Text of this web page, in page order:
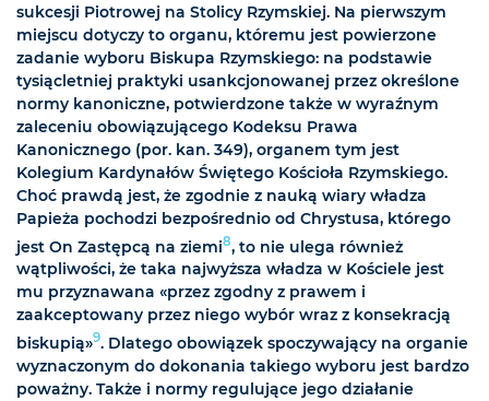
sukcesji Piotrowej na Stolicy Rzymskiej. Na pierwszym
miejscu dotyczy to organu, któremu jest powierzone
zadanie wyboru Biskupa Rzymskiego: na podstawie
tysiącletniej praktyki usankcjonowanej przez określone
normy kanoniczne, potwierdzone także w wyraźnym
zaleceniu obowiązującego Kodeksu Prawa
Kanonicznego (por. kan. 349), organem tym jest
Kolegium Kardynałów Świętego Kościoła Rzymskiego.
Choć prawdą jest, że zgodnie z nauką wiary władza
Papieża pochodzi bezpośrednio od Chrystusa, którego
jest On Zastępcą na ziemi8, to nie ulega również
wątpliwości, że taka najwyższa władza w Kościele jest
mu przyznawana «przez zgodny z prawem i
zaakceptowany przez niego wybór wraz z konsekracją
biskupią»9. Dlatego obowiązek spoczywający na organie
wyznaczonym do dokonania takiego wyboru jest bardzo
poważny. Także i normy regulujące jego działanie